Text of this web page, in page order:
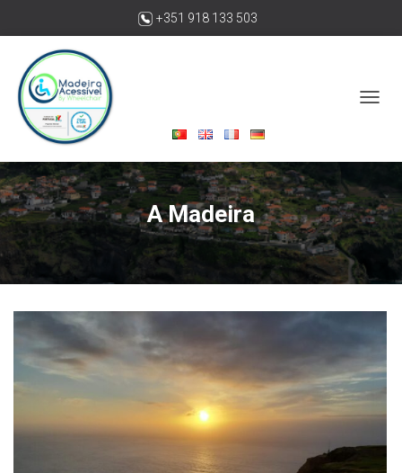
+351 918 133 503
madeiraacessivelbywheelchair@gmail.com
E
N
A
R
A
A
E
Ç
Ã
A Madeira